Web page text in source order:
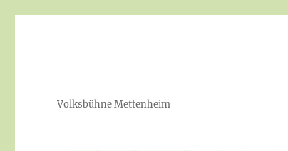
Volksbühne Mettenheim